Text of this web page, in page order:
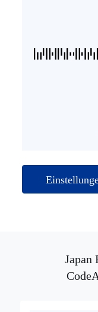
Code für
GS1 QR-
Japan